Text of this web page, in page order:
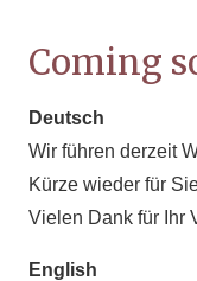
Coming
Deutsch
Wir führen derzeit
Kürze wieder für
Vielen Dank für Ihr
English